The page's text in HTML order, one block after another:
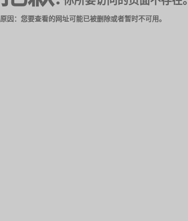
原因：您要查看的网址可能已被删除或者暂时不可用。